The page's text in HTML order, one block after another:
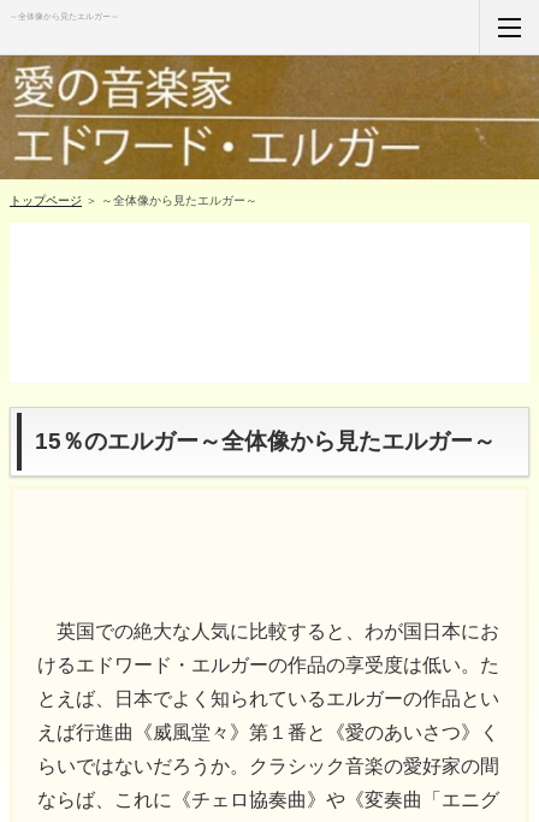
～全体像から見たエルガー～
ホーム
RSS購読
サイトマップ
トップページ ＞ ～全体像から見たエルガー～
15％のエルガー～全体像から見たエルガー～
英国での絶大な人気に比較すると、わが国日本にお
けるエドワード・エルガーの作品の享受度は低い。た
とえば、日本でよく知られているエルガーの作品とい
えば行進曲《威風堂々》第１番と《愛のあいさつ》く
らいではないだろうか。クラシック音楽の愛好家の間
ならば、これに《チェロ協奏曲》や《変奏曲「エニグ